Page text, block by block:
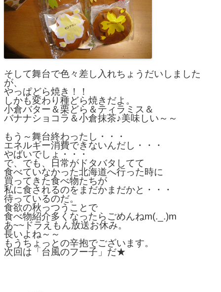
そして舞台で色々差し入れちょうだいしました
が、
やっぱどら焼き！！
しかも変わり種どら焼きだよ。
小倉バター＆栗どら＆ティラミス＆
バナナショコラ＆小倉抹茶♪美味しい～～
もう～舞台終わったし・・・
エネルギー消費できないんだし・・・
やばいでしょ・・・
で、でも、日常がドタバタしてて
食べていなかった北海道へ行った時に
買ってきた食べ物たちが
私に食されるのをまだかまだかと・・・
待っているのだ。
食欲の秋っつうことで
食べ物紹介多くなったらごめんねm(._.)m
あ~~ドラえもん放送お休み。
長いよね～～
もうちょっとの辛抱でございます。
次回は「台風のフー子」だ★